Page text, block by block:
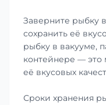
Заверните рыбку
сохранить её
рыбку в вакууме,
контейнере — это
её вкусовых
Сроки хранения